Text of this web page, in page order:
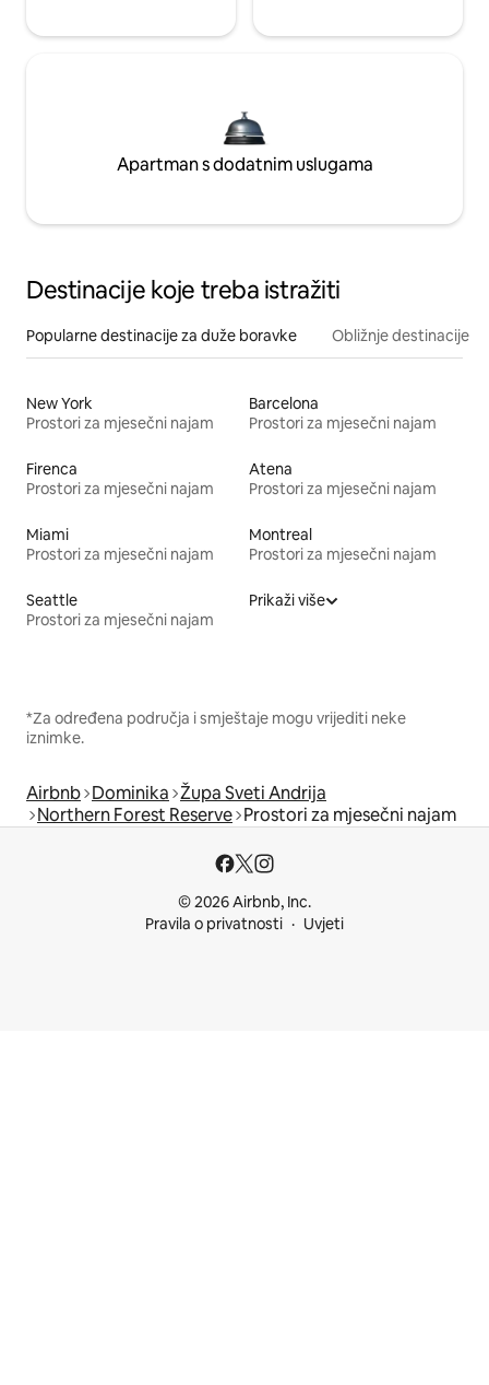
Apartman s dodatnim uslugama
Destinacije koje treba istražiti
Popularne destinacije za duže boravke Obližnje destinacije
New York
Prostori za mjesečni najam
Barcelona
Prostori za mjesečni najam
Firenca
Prostori za mjesečni najam
Atena
Prostori za mjesečni najam
Miami
Prostori za mjesečni najam
Montreal
Prostori za mjesečni najam
Seattle
Prostori za mjesečni najam
Prikaži više
*Za određena područja i smještaje mogu vrijediti neke
iznimke.
Airbnb Dominika Župa Sveti Andrija
Northern Forest Reserve Prostori za mjesečni najam
© 2026 Airbnb, Inc.
Pravila o privatnosti
Uvjeti